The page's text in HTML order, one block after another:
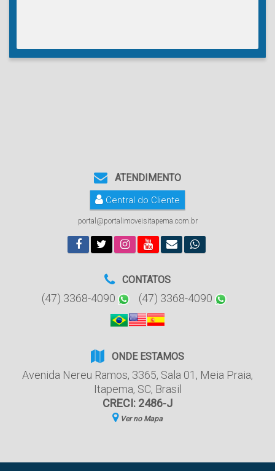
ATENDIMENTO
Central do Cliente
portal@portalimoveisitapema.com.br
CONTATOS
(47) 3368-4090 (47) 3368-4090
ONDE ESTAMOS
Avenida Nereu Ramos, 3365, Sala 01 , Meia Praia,
Itapema, SC, Brasil
CRECI: 2486-J
Ver no Mapa